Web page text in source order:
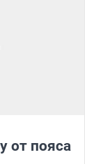
от пояса